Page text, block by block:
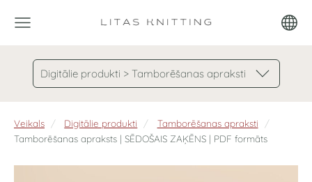
Digitālie produkti > Tamborēšanas apraksti
Veikals Digitālie produkti
Tamborēšanas apraksti
Tamborēšanas apraksts | SĒDOŠAIS ZAĶĒNS | PDF formāts